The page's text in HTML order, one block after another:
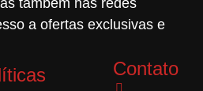
a ofertas exclusivas e
Contato